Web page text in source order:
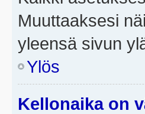
Muuttaaksesi
yleensä sivun
Ylös
Kellonaika on